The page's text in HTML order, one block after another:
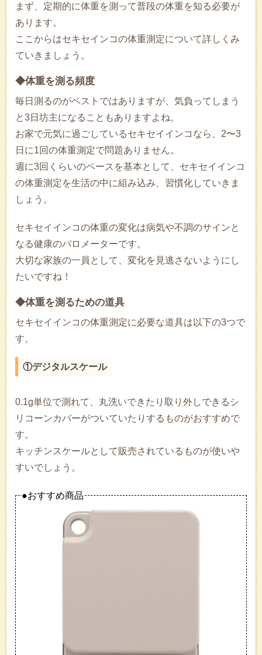
まず、定期的に体重を測って普段の体重を知る必要が
あります。
ここからはセキセインコの体重測定について詳しくみ
ていきましょう。
◆体重を測る頻度
毎日測るのがベストではありますが、気負ってしまう
と3日坊主になることもありますよね。
お家で元気に過ごしているセキセイインコなら、2〜3
日に1回の体重測定で問題ありません。
週に3回くらいのペースを基本として、セキセイインコ
の体重測定を生活の中に組み込み、習慣化していきま
しょう。
セキセイインコの体重の変化は病気や不調のサインと
なる健康のバロメーターです。
大切な家族の一員として、変化を見逃さないようにし
たいですね！
◆体重を測るための道具
セキセイインコの体重測定に必要な道具は以下の3つで
す。
①デジタルスケール
0.1g単位で測れて、丸洗いできたり取り外しできるシ
リコーンカバーがついていたりするものがおすすめで
す。
キッチンスケールとして販売されているものが使いや
すいでしょう。
●おすすめ商品